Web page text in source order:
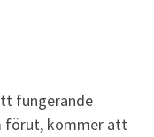
fungerande
förut, kommer att